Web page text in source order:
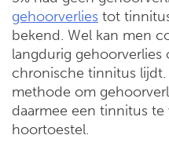
gehoorverlies tot
bekend. Wel kan men
langdurig gehoorverlies
chronische tinnitus
methode om
daarmee een tinnitus
hoortoestel.